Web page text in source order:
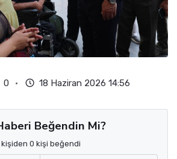
0 18 Haziran 2026 14:56
Beğendin Mi?
kişiden 0 kişi beğendi